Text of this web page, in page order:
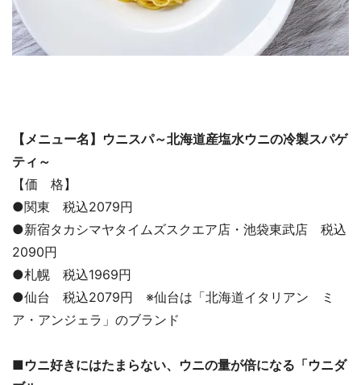
【メニュー名】ウニスパ～北海道産塩水ウニの冷製スパゲ
ティ～
【価 格】
●関東 税込2079円
●新宿タカシマヤタイムズスクエア店・池袋東武店 税込
2090円
●札幌 税込1969円
●仙台 税込2079円 ※仙台は「北海道イタリアン ミ
ア・アンジェラ」のブランド
■ウニ好きにはたまらない、ウニの量が倍になる「ウニダ